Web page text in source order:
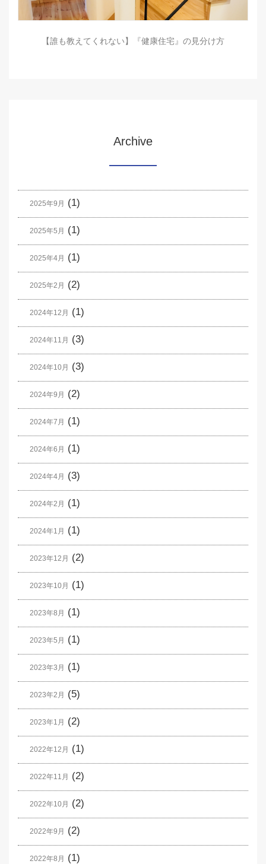
【誰も教えてくれない】『健康住宅』の見分け方
Archive
2025年9月 (1)
2025年5月 (1)
2025年4月 (1)
2025年2月 (2)
2024年12月 (1)
2024年11月 (3)
2024年10月 (3)
2024年9月 (2)
2024年7月 (1)
2024年6月 (1)
2024年4月 (3)
2024年2月 (1)
2024年1月 (1)
2023年12月 (2)
2023年10月 (1)
2023年8月 (1)
2023年5月 (1)
2023年3月 (1)
2023年2月 (5)
2023年1月 (2)
2022年12月 (1)
2022年11月 (2)
2022年10月 (2)
2022年9月 (2)
2022年8月 (1)